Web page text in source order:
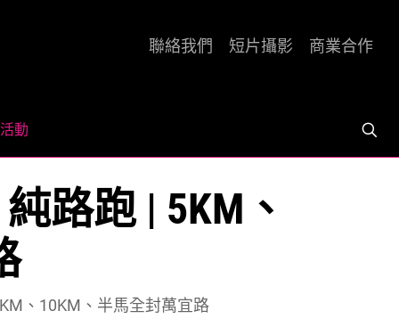
活動
聯絡我們 短片攝影 商業合作
路跑 | 5KM、
、10KM、半馬全封萬宜路